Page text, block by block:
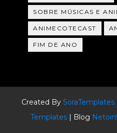
SOBRE MÚSICAS E
ANIMECOTECAST
FIM DE ANO
Created BySoraTemplates
Templates | Blog Netoin!